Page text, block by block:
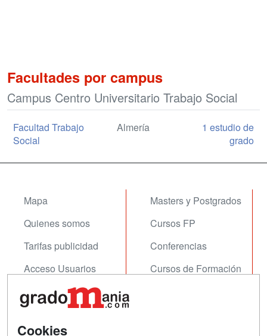
Facultades por campus
Campus Centro Universitario Trabajo Social
Facultad Trabajo
Social
Almería
1 estudio de
grado
Mapa
Quienes somos
Tarifas publicidad
Acceso Usuarios
Acceso Centros
Masters y Postgrados
Cursos FP
Conferencias
Cursos de Formación
Contactar
Cookies